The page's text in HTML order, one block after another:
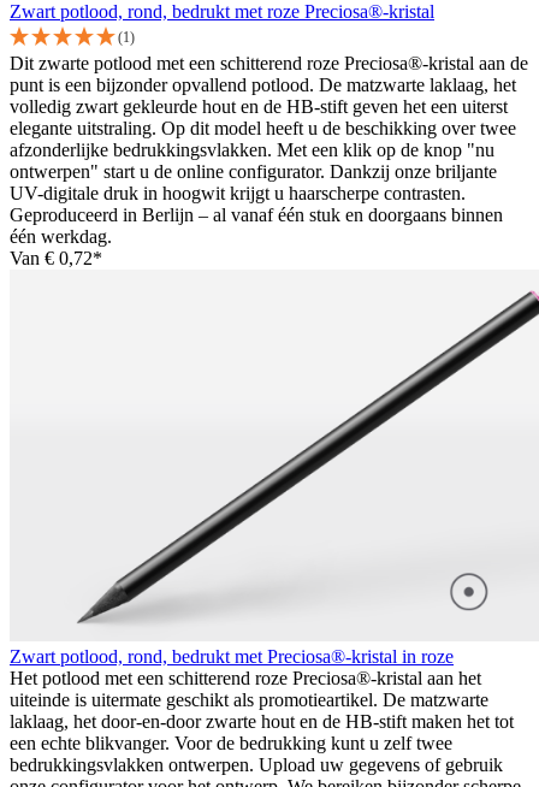
Zwart potlood, rond, bedrukt met roze Preciosa®-kristal
(1)
Dit zwarte potlood met een schitterend roze Preciosa®-kristal aan de
punt is een bijzonder opvallend potlood. De matzwarte laklaag, het
volledig zwart gekleurde hout en de HB-stift geven het een uiterst
elegante uitstraling. Op dit model heeft u de beschikking over twee
afzonderlijke bedrukkingsvlakken. Met een klik op de knop "nu
ontwerpen" start u de online configurator. Dankzij onze briljante
UV-digitale druk in hoogwit krijgt u haarscherpe contrasten.
Geproduceerd in Berlijn – al vanaf één stuk en doorgaans binnen
één werkdag.
Van € 0,72*
Zwart potlood, rond, bedrukt met Preciosa®-kristal in roze
Het potlood met een schitterend roze Preciosa®-kristal aan het
uiteinde is uitermate geschikt als promotieartikel. De matzwarte
laklaag, het door-en-door zwarte hout en de HB-stift maken het tot
een echte blikvanger. Voor de bedrukking kunt u zelf twee
bedrukkingsvlakken ontwerpen. Upload uw gegevens of gebruik